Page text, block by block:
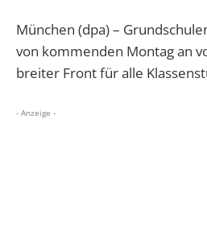
München (dpa) –
von kommenden Montag an
breiter Front für alle
- Anzeige -